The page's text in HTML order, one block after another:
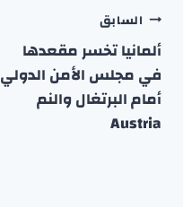
تصفّح
المقالات
السابق
ألمانيا تخسر مقعدها
في مجلس الأمن الدولي
أمام البرتغال والنم
Austria